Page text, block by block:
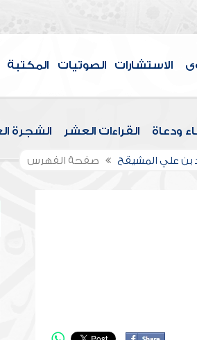
الاستشارات الصوتيات المكتبة
ودعاة القراءات العشر الشجرة
بن علي المشيقح صفحة الفهرس